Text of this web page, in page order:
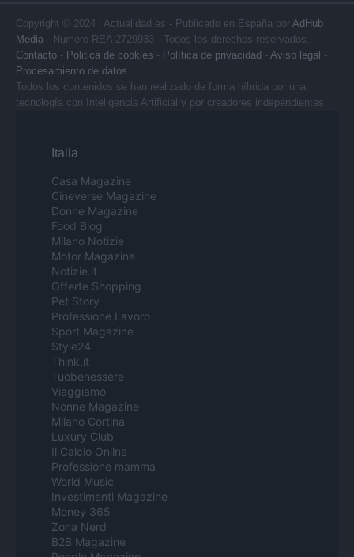
Copyright © 2024 | Actualidad.es - Publicado en España por AdHub
Media - Numero REA 2729933 - Todos los derechos reservados.
Contacto - Politica de cookies - Política de privacidad - Aviso legal -
Procesamiento de datos
Todos los contenidos se han realizado de forma híbrida por una
tecnología con Inteligencia Artificial y por creadores independientes
Italia
Casa Magazine
Cineverse Magazine
Donne Magazine
Food Blog
Milano Notizie
Motor Magazine
Notizie.it
Offerte Shopping
Pet Story
Professione Lavoro
Sport Magazine
Style24
Think.it
Tuobenessere
Viaggiamo
Nonne Magazine
Milano Cortina
Luxury Club
Il Calcio Online
Professione mamma
World Music
Investimenti Magazine
Money 365
Zona Nerd
B2B Magazine